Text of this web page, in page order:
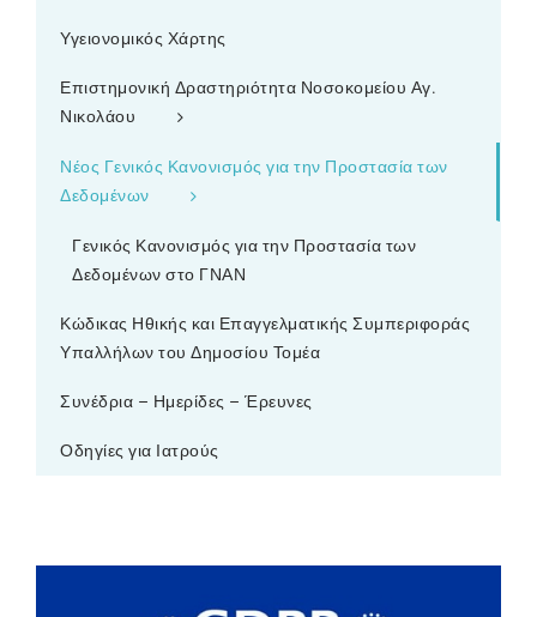
Υγειονομικός Χάρτης
Επιστημονική Δραστηριότητα Νοσοκομείου Αγ.
Νικολάου
Νέος Γενικός Κανονισμός για την Προστασία των
Δεδομένων
Γενικός Κανονισμός για την Προστασία των
Δεδομένων στο ΓΝΑΝ
Κώδικας Ηθικής και Επαγγελματικής Συμπεριφοράς
Υπαλλήλων του Δημοσίου Τομέα
Συνέδρια – Ημερίδες – Έρευνες
Οδηγίες για Ιατρούς